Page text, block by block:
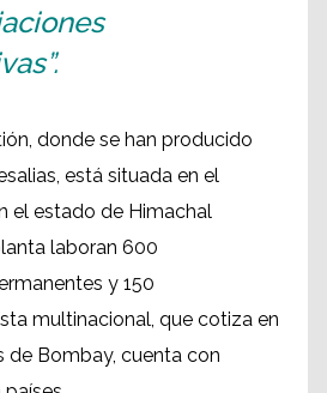
donde se han producido
está situada en el
el estado de Himachal
laboran 600
y 150
multinacional, que cotiza en
de Bombay, cuenta con